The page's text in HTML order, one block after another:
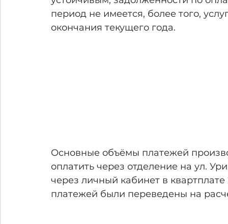
период не имеется, более того,
окончания текущего года.
Основные объёмы платежей
оплатить через отделение на ул.
через личный кабинет в
платежей были переведены на